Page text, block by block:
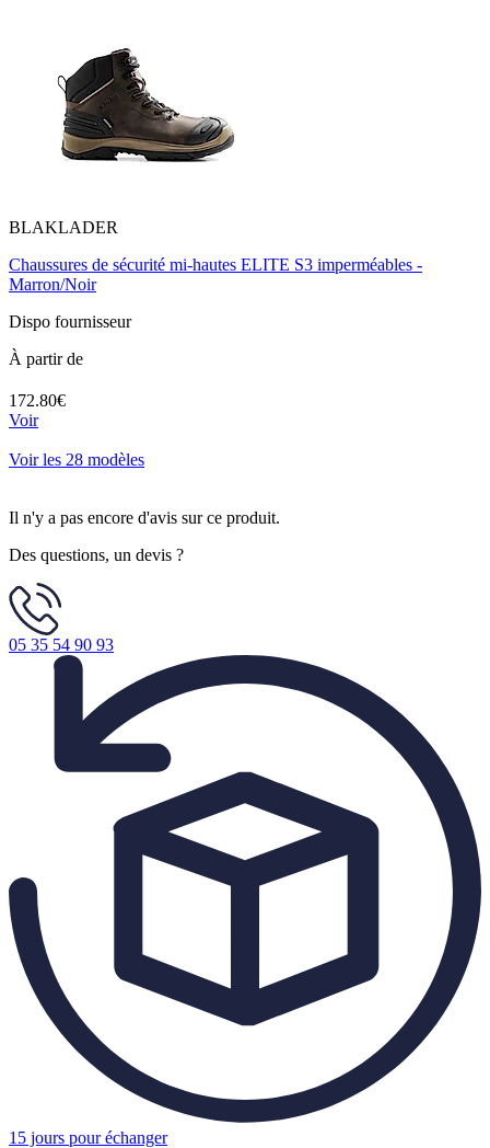
BLAKLADER
Chaussures de sécurité mi-hautes ELITE S3 imperméables -
Marron/Noir
Dispo fournisseur
À partir de
172.80€
Voir
Voir les 28 modèles
Il n'y a pas encore d'avis sur ce produit.
Des questions, un devis ?
05 35 54 90 93
15 jours pour échanger